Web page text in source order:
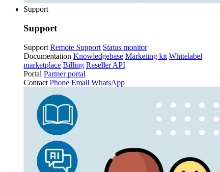
Support
Support
Support Remote Support Status monitor
Documentation Knowledgebase Marketing kit Whitelabel
marketplace Billing Reseller API
Portal Partner portal
Contact Phone Email WhatsApp